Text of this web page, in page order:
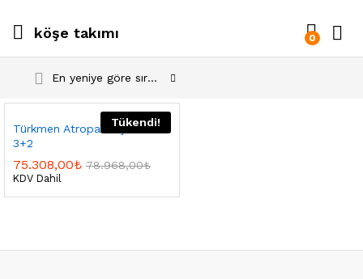
köşe takımı 0
En yeniye göre sırala
Tükendi!
Türkmen Atropa Köşe Takımı
3+2
75.308,00₺ 78.968,00₺
KDV Dahil